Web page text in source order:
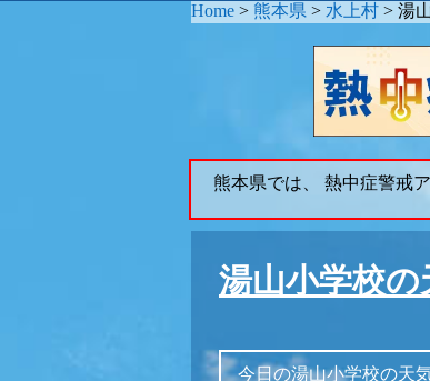
Home > 熊本県 > 水上村 > 湯
熊本県では、 熱中症警戒
湯山小学校の
今日の湯山小学校の天